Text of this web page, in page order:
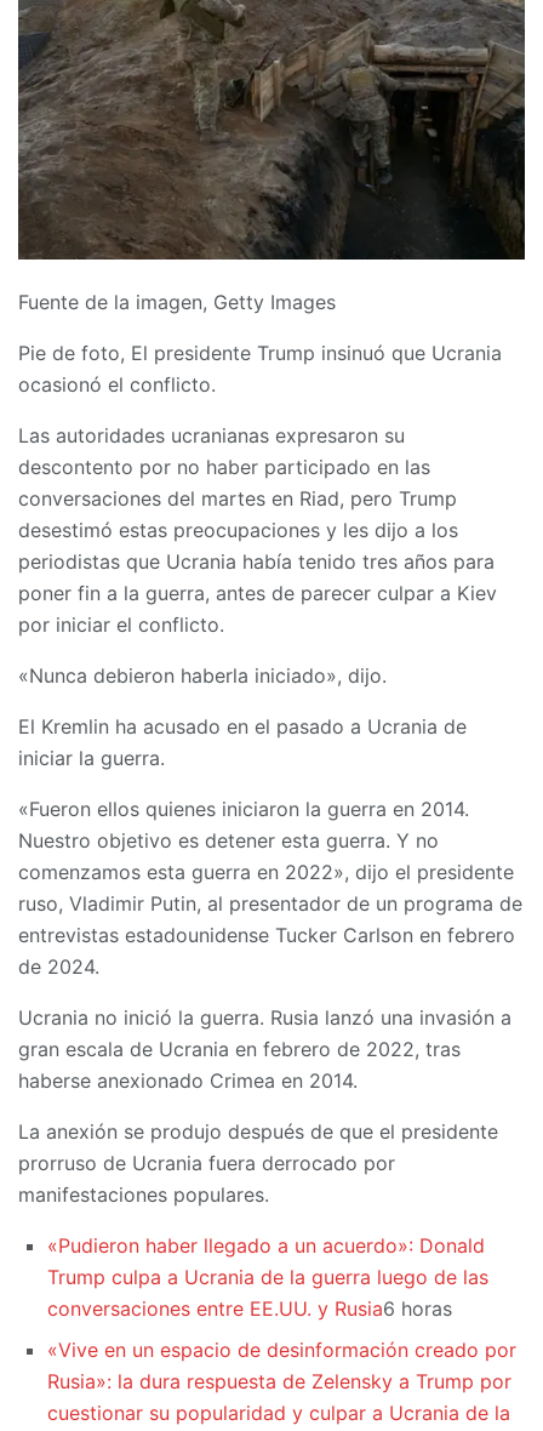
Fuente de la imagen, Getty Images
Pie de foto, El presidente Trump insinuó que Ucrania
ocasionó el conflicto.
Las autoridades ucranianas expresaron su
descontento por no haber participado en las
conversaciones del martes en Riad, pero Trump
desestimó estas preocupaciones y les dijo a los
periodistas que Ucrania había tenido tres años para
poner fin a la guerra, antes de parecer culpar a Kiev
por iniciar el conflicto.
«Nunca debieron haberla iniciado», dijo.
El Kremlin ha acusado en el pasado a Ucrania de
iniciar la guerra.
«Fueron ellos quienes iniciaron la guerra en 2014.
Nuestro objetivo es detener esta guerra. Y no
comenzamos esta guerra en 2022», dijo el presidente
ruso, Vladimir Putin, al presentador de un programa de
entrevistas estadounidense Tucker Carlson en febrero
de 2024.
Ucrania no inició la guerra. Rusia lanzó una invasión a
gran escala de Ucrania en febrero de 2022, tras
haberse anexionado Crimea en 2014.
La anexión se produjo después de que el presidente
prorruso de Ucrania fuera derrocado por
manifestaciones populares.
«Pudieron haber llegado a un acuerdo»: Donald
Trump culpa a Ucrania de la guerra luego de las
conversaciones entre EE.UU. y Rusia6 horas
«Vive en un espacio de desinformación creado por
Rusia»: la dura respuesta de Zelensky a Trump por
cuestionar su popularidad y culpar a Ucrania de la